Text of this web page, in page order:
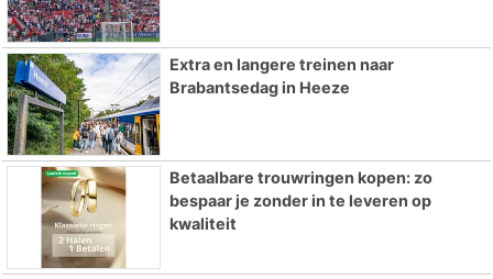
Extra en langere treinen naar
Brabantsedag in Heeze
Betaalbare trouwringen kopen: zo
bespaar je zonder in te leveren op
kwaliteit